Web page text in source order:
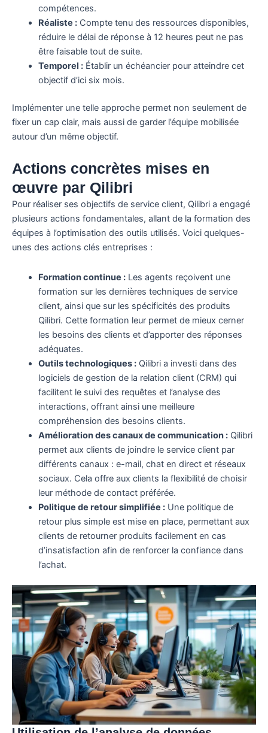
compétences.
Réaliste :Compte tenu des ressources disponibles,
réduire le délai de réponse à 12 heures peut ne pas
être faisable tout de suite.
Temporel :Établir un échéancier pour atteindre cet
objectif d’ici six mois.
Implémenter une telle approche permet non seulement de
fixer un cap clair, mais aussi de garder l’équipe mobilisée
autour d’un même objectif.
Actions concrètes mises en
œuvre par Qilibri
Pour réaliser ses objectifs de service client, Qilibri a engagé
plusieurs actions fondamentales, allant de la formation des
équipes à l’optimisation des outils utilisés. Voici quelques-
unes des actions clés entreprises :
Formation continue :Les agents reçoivent une
formation sur les dernières techniques de service
client, ainsi que sur les spécificités des produits
Qilibri. Cette formation leur permet de mieux cerner
les besoins des clients et d’apporter des réponses
adéquates.
Outils technologiques :Qilibri a investi dans des
logiciels de gestion de la relation client (CRM) qui
facilitent le suivi des requêtes et l’analyse des
interactions, offrant ainsi une meilleure
compréhension des besoins clients.
Amélioration des canaux de communication :Qilibri
permet aux clients de joindre le service client par
différents canaux : e-mail, chat en direct et réseaux
sociaux. Cela offre aux clients la flexibilité de choisir
leur méthode de contact préférée.
Politique de retour simplifiée :Une politique de
retour plus simple est mise en place, permettant aux
clients de retourner produits facilement en cas
d’insatisfaction afin de renforcer la confiance dans
l’achat.